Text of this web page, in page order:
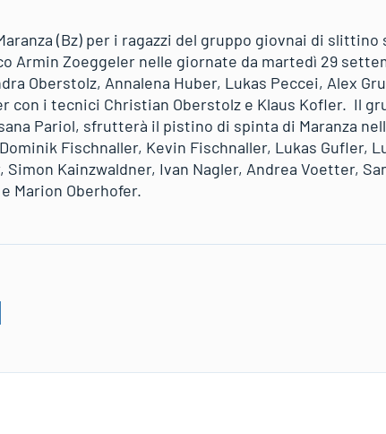
(Bz) per i ragazzi del gruppo giovnai di
Armin Zoeggeler nelle giornate da martedì 29
Oberstolz, Annalena Huber, Lukas Peccei, Alex
con i tecnici Christian Oberstolz e Klaus Kofler. Il
Pariol, sfrutterà il pistino di spinta di Maranza
Fischnaller, Kevin Fischnaller, Lukas Gufler,
Simon Kainzwaldner, Ivan Nagler, Andrea Voetter,
Marion Oberhofer.